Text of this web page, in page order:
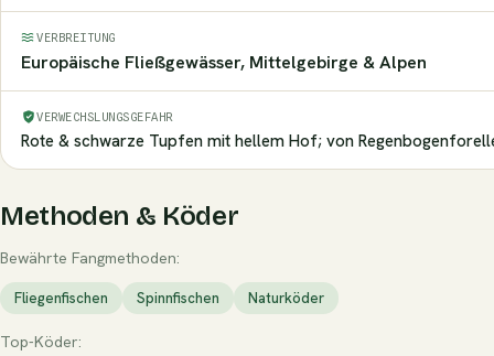
VERBREITUNG
Europäische Fließgewässer, Mittelgebirge & Alpen
VERWECHSLUNGSGEFAHR
Rote & schwarze Tupfen mit hellem Hof; von
Methoden & Köder
Bewährte Fangmethoden:
Fliegenfischen Spinnfischen Naturköder
Top-Köder: